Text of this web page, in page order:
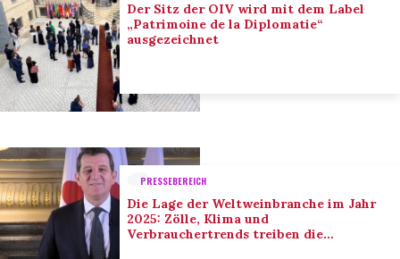
Der Sitz der OIV wird mit dem Label
„Patrimoine de la Diplomatie“
ausgezeichnet
PRESSEBEREICH
Die Lage der Weltweinbranche im Jahr
2025: Zölle, Klima und
Verbrauchertrends treiben die